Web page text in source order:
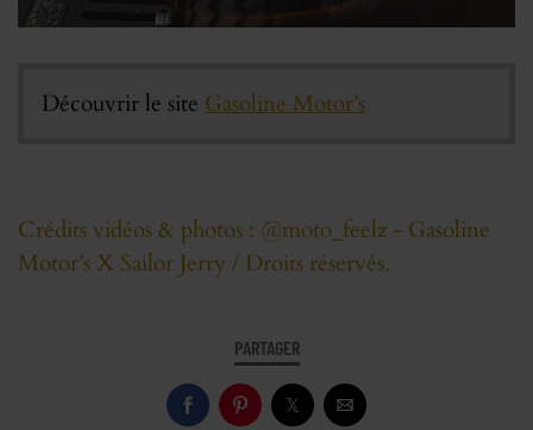
Découvrir le site Gasoline Motor’s
Crédits vidéos & photos : @moto_feelz - Gasoline
Motor’s X Sailor Jerry / Droits réservés.
PARTAGER